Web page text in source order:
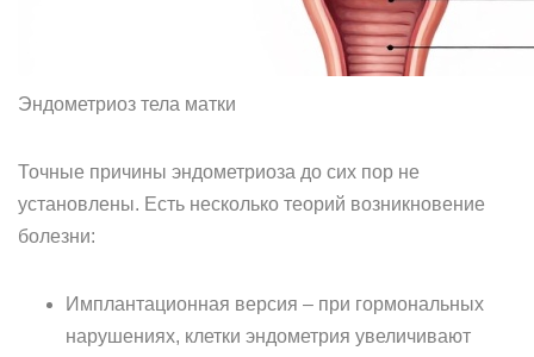
Эндометриоз тела матки
Точные причины эндометриоза до сих пор не
установлены. Есть несколько теорий возникновение
болезни:
Имплантационная версия – при гормональных
нарушениях, клетки эндометрия увеличивают